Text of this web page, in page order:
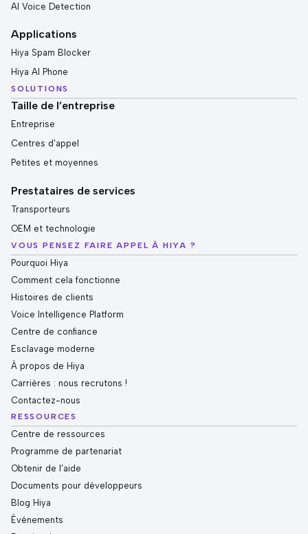
AI Voice Detection
Applications
Hiya Spam Blocker
Hiya AI Phone
SOLUTIONS
Taille de l’entreprise
Entreprise
Centres d'appel
Petites et moyennes
Prestataires de services
Transporteurs
OEM et technologie
VOUS PENSEZ FAIRE APPEL À HIYA ?
Pourquoi Hiya
Comment cela fonctionne
Histoires de clients
Voice Intelligence Platform
Centre de confiance
Esclavage moderne
À propos de Hiya
Carrières : nous recrutons !
Contactez-nous
RESSOURCES
Centre de ressources
Programme de partenariat
Obtenir de l'aide
Documents pour développeurs
Blog Hiya
Événements